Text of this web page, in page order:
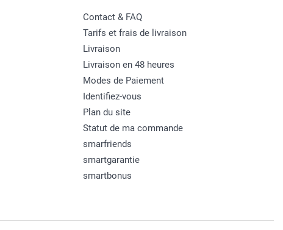
Contact & FAQ
Tarifs et frais de livraison
Livraison
Livraison en 48 heures
Modes de Paiement
Identifiez-vous
Plan du site
Statut de ma commande
smarfriends
smartgarantie
smartbonus